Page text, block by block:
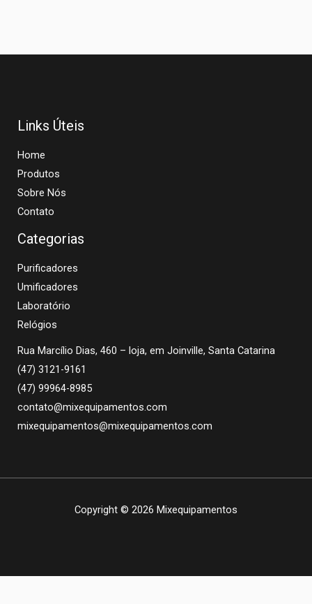
Links Úteis
Home
Produtos
Sobre Nós
Contato
Categorias
Purificadores
Umificadores
Laboratório
Relógios
Rua Marcílio Dias, 460 – loja, em Joinville, Santa Catarina
(47) 3121-9161
(47) 99964-8985
contato@mixequipamentos.com
mixequipamentos@mixequipamentos.com
Copyright © 2026 Mixequipamentos